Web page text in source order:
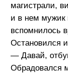
магистрали,
и в нем мужик
вспомнилось
Остановился
— Давай,
Обрадовался